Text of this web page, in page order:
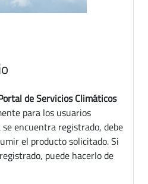
de Servicios Climáticos
para los usuarios
encuentra registrado, debe
el producto solicitado. Si
puede hacerlo de